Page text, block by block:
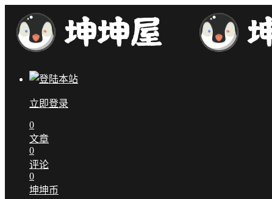
立即登录
0
文章
0
评论
0
坤坤币